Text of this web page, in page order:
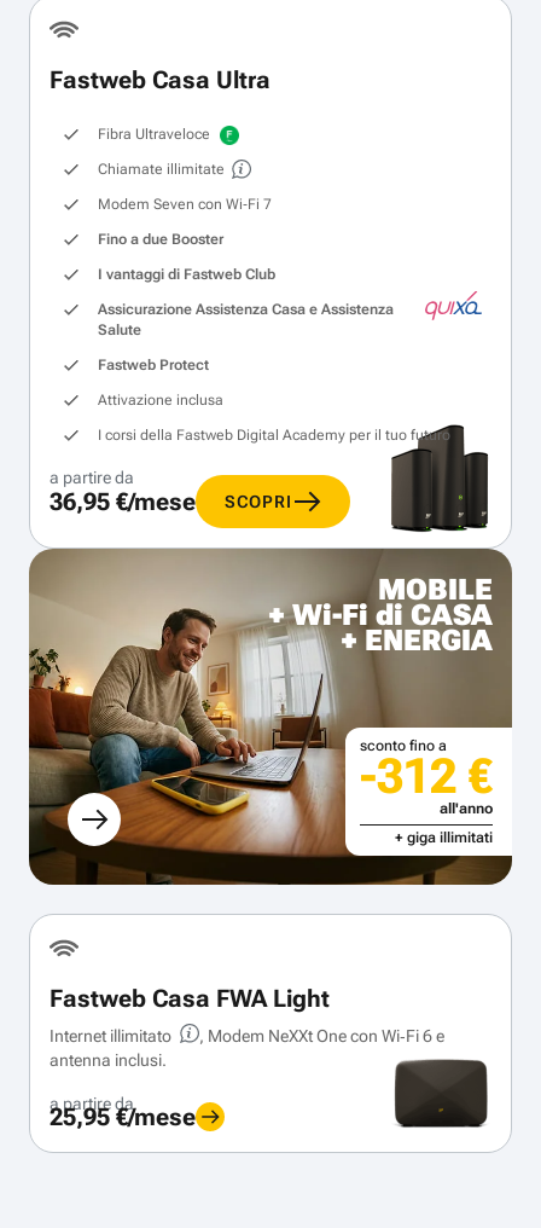
Fastweb Casa Ultra
Fibra Ultraveloce
Chiamate illimitate
Modem Seven con Wi‑Fi 7
Fino a due Booster
I vantaggi di Fastweb Club
Assicurazione Assistenza Casa e Assistenza
Salute
Fastweb Protect
Attivazione inclusa
I corsi della Fastweb Digital Academy per il tuo futuro
a partire da
36,95 €/mese SCOPRI
MOBILE
+ Wi-Fi di CASA
+ ENERGIA
sconto fino a
-312 €
all'anno
+ giga illimitati
Fastweb Casa FWA Light
Internet illimitato
, Modem NeXXt One con Wi‑Fi 6 e
antenna inclusi.
a partire da
25,95 €/mese